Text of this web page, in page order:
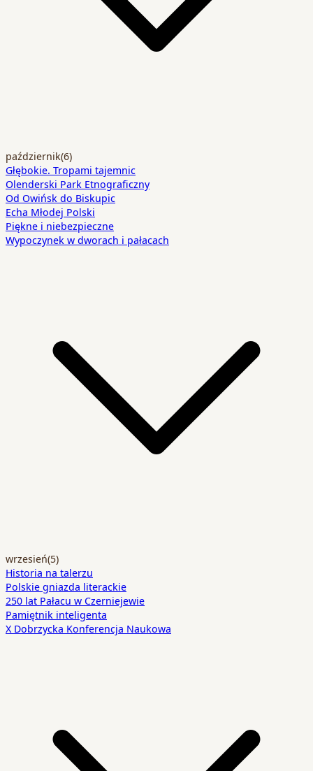
październik(6)
Głębokie. Tropami tajemnic
Olenderski Park Etnograficzny
Od Owińsk do Biskupic
Echa Młodej Polski
Piękne i niebezpieczne
Wypoczynek w dworach i pałacach
wrzesień(5)
Historia na talerzu
Polskie gniazda literackie
250 lat Pałacu w Czerniejewie
Pamiętnik inteligenta
X Dobrzycka Konferencja Naukowa